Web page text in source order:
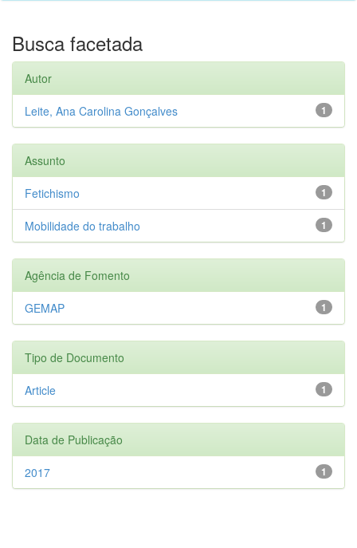
Busca facetada
Autor
1
Leite, Ana Carolina Gonçalves
Assunto
1
Fetichismo
1
Mobilidade do trabalho
Agência de Fomento
1
GEMAP
Tipo de Documento
1
Article
Data de Publicação
1
2017